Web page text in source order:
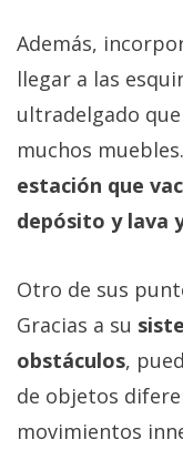
Además,
llegar a las
ultradelgado
muchos
estación que
depósito y lava
Otro de sus
Gracias a su
obstáculos,
de objetos
movimientos